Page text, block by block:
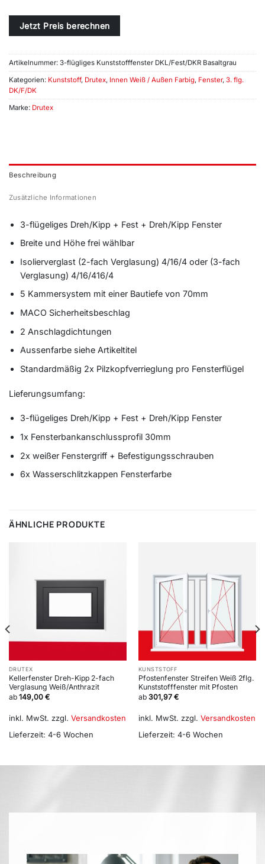
Jetzt Preis berechnen
Artikelnummer: 3-flügliges Kunststofffenster DKL/Fest/DKR Basaltgrau
Kategorien: Kunststoff, Drutex, Innen Weiß / Außen Farbig, Fenster, 3. flg.
DK/F/DK
Marke: Drutex
Beschreibung
Zusätzliche Informationen
3-flügeliges Dreh/Kipp + Fest + Dreh/Kipp Fenster
Breite und Höhe frei wählbar
Isolierverglast (2-fach Verglasung) 4/16/4 oder (3-fach
Verglasung) 4/16/416/4
5 Kammersystem mit einer Bautiefe von 70mm
MACO Sicherheitsbeschlag
2 Anschlagdichtungen
Aussenfarbe siehe Artikeltitel
Standardmäßig 2x Pilzkopfverrieglung pro Fensterflügel
Lieferungsumfang:
3-flügeliges Dreh/Kipp + Fest + Dreh/Kipp Fenster
1x Fensterbankanschlussprofil 30mm
2x weißer Fenstergriff + Befestigungsschrauben
6x Wasserschlitzkappen Fensterfarbe
ÄHNLICHE PRODUKTE
DRUTEX
Kellerfenster Dreh-Kipp 2-fach
Verglasung Weiß/Anthrazit
ab 149,00 €
inkl. MwSt. zzgl. Versandkosten
Lieferzeit: 4-6 Wochen
KUNSTSTOFF
Pfostenfenster Streifen Weiß 2flg.
Kunststofffenster mit Pfosten
ab 301,97 €
inkl. MwSt. zzgl. Versandkosten
Lieferzeit: 4-6 Wochen